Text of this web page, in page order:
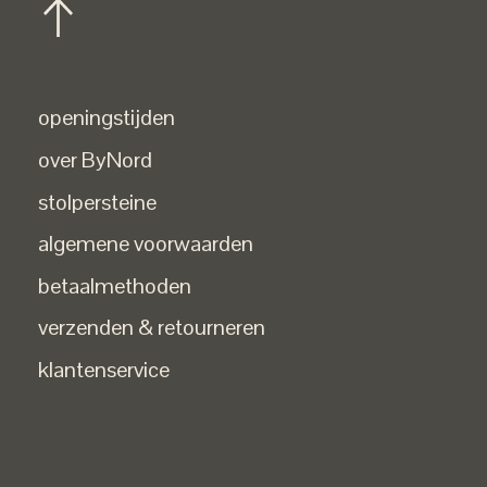
openingstijden
over ByNord
stolpersteine
algemene voorwaarden
betaalmethoden
verzenden & retourneren
klantenservice